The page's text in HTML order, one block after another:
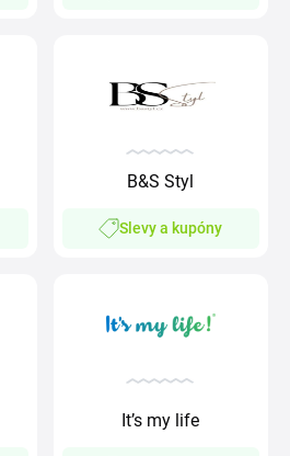
B&S Styl
Slevy a kupóny
It’s my life